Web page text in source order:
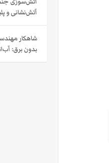
آتش‌نشانی و
شاهکار
بدون برق: